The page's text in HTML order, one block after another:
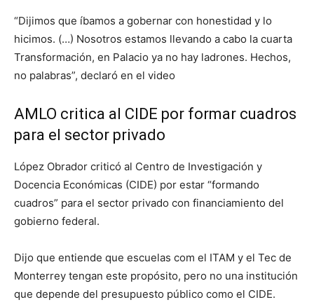
“Dijimos que íbamos a gobernar con honestidad y lo
hicimos. (…) Nosotros estamos llevando a cabo la cuarta
Transformación, en Palacio ya no hay ladrones. Hechos,
no palabras”, declaró en el video
AMLO critica al CIDE por formar cuadros
para el sector privado
López Obrador criticó al Centro de Investigación y
Docencia Económicas (CIDE) por estar “formando
cuadros” para el sector privado con financiamiento del
gobierno federal.
Dijo que entiende que escuelas com el ITAM y el Tec de
Monterrey tengan este propósito, pero no una institución
que depende del presupuesto público como el CIDE.